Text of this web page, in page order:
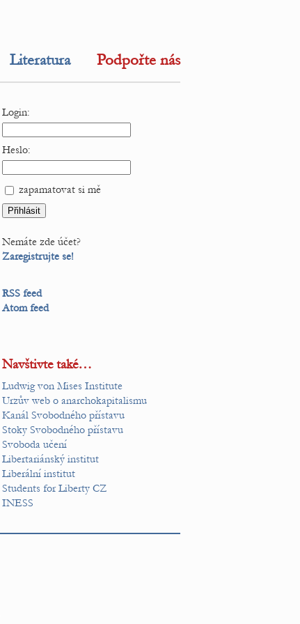
Literatura Podpořte nás
Login:
Heslo:
zapamatovat si mě
Nemáte zde účet?
Zaregistrujte se!
RSS feed
Atom feed
Navštivte také…
Ludwig von Mises Institute
Urzův web o anarchokapitalismu
Kanál Svobodného přístavu
Stoky Svobodného přístavu
Svoboda učení
Libertariánský institut
Liberální institut
Students for Liberty CZ
INESS